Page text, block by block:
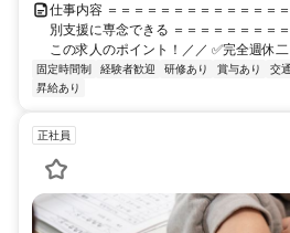
仕事内容 ＝＝＝＝＝＝＝＝＝＝＝＝＝
別支援に専念できる ＝＝＝＝＝＝＝＝
この求人のポイント！／／ ✅完全週休
固定時間制 経験者歓迎 研修あり 賞与あり 交
昇給あり
正社員